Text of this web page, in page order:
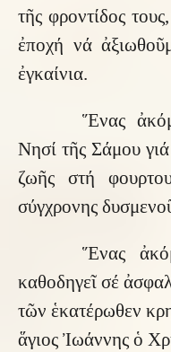
τῆς φροντίδος
ἐποχή νά
ἐγκαίνια.
Ἕνας
Νησί τῆς Σάμου
ζωῆς στή
σύγχρονης
Ἕνας
καθοδηγεῖ σέ
τῶν ἑκατέρωθεν
ἅγιος Ἰωάννης ὁ